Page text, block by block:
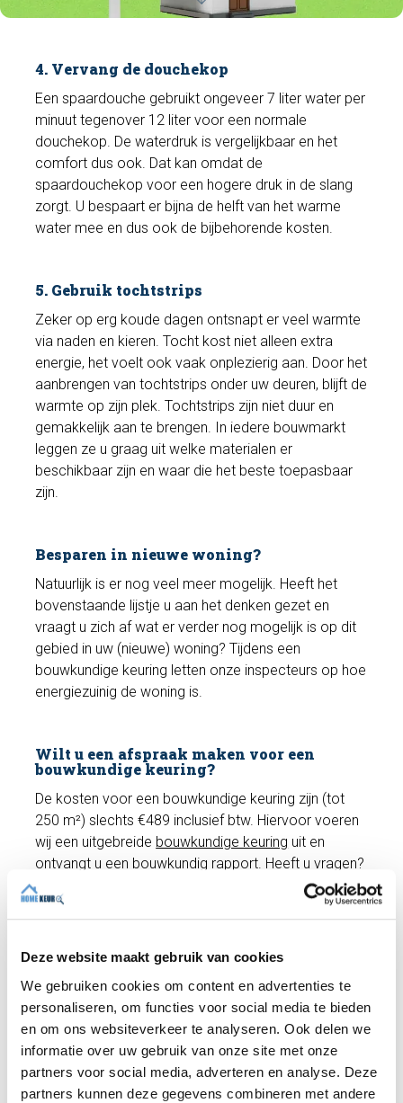
Deze website maakt gebruik van cookies
We gebruiken cookies om content en advertenties te
personaliseren, om functies voor social media te bieden
en om ons websiteverkeer te analyseren. Ook delen we
informatie over uw gebruik van onze site met onze
partners voor social media, adverteren en analyse. Deze
partners kunnen deze gegevens combineren met andere
4. Vervang de douchekop
Een spaardouche gebruikt ongeveer 7 liter water per
minuut tegenover 12 liter voor een normale
douchekop. De waterdruk is vergelijkbaar en het
comfort dus ook. Dat kan omdat de
spaardouchekop voor een hogere druk in de slang
zorgt. U bespaart er bijna de helft van het warme
water mee en dus ook de bijbehorende kosten.
5. Gebruik tochtstrips
Zeker op erg koude dagen ontsnapt er veel warmte
via naden en kieren. Tocht kost niet alleen extra
energie, het voelt ook vaak onplezierig aan. Door het
aanbrengen van tochtstrips onder uw deuren, blijft de
warmte op zijn plek. Tochtstrips zijn niet duur en
gemakkelijk aan te brengen. In iedere bouwmarkt
leggen ze u graag uit welke materialen er
beschikbaar zijn en waar die het beste toepasbaar
zijn.
Besparen in nieuwe woning?
Natuurlijk is er nog veel meer mogelijk. Heeft het
bovenstaande lijstje u aan het denken gezet en
vraagt u zich af wat er verder nog mogelijk is op dit
gebied in uw (nieuwe) woning? Tijdens een
bouwkundige keuring letten onze inspecteurs op hoe
energiezuinig de woning is.
Wilt u een afspraak maken voor een
bouwkundige keuring?
De kosten voor een bouwkundige keuring zijn (tot
250 m²) slechts €489 inclusief btw. Hiervoor voeren
wij een uitgebreide bouwkundige keuring uit en
ontvangt u een bouwkundig rapport. Heeft u vragen?
Wij helpen u graag verder en kunnen indien gewenst
direct een afspraak met een deskundige inspecteur
Maak een afspraak
Recente artikelen